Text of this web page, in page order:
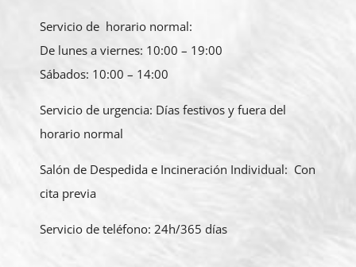
Servicio de horario normal:
De lunes a viernes: 10:00 – 19:00
Sábados: 10:00 – 14:00
Servicio de urgencia: Días festivos y fuera del
horario normal
Salón de Despedida e Incineración Individual: Con
cita previa
Servicio de teléfono: 24h/365 días